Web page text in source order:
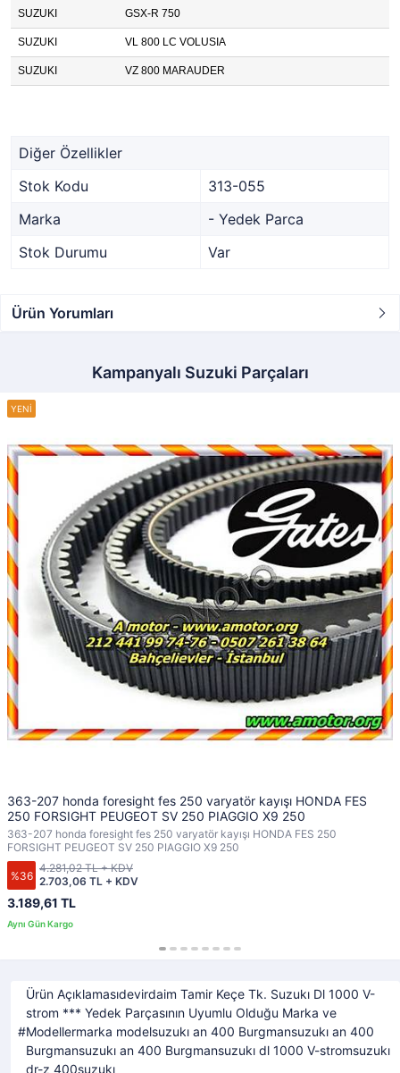
SUZUKI GSX-R 750
SUZUKI VL 800 LC VOLUSIA
SUZUKI VZ 800 MARAUDER
Diğer Özellikler
Stok Kodu
313-055
Marka
- Yedek Parca
Stok Durumu
Var
Ürün Yorumları
Kampanyalı Suzuki Parçaları
363-207 honda foresight fes 250 varyatör kayışı HONDA FES
250 FORSIGHT PEUGEOT SV 250 PIAGGIO X9 250
363-207 honda foresight fes 250 varyatör kayışı HONDA FES 250
FORSIGHT PEUGEOT SV 250 PIAGGIO X9 250
%36
3.189,61 TL
2.703,06 TL + KDV
4.281,02 TL + KDV
Ürün Açıklamasıdevirdaim Tamir Keçe Tk. Suzukı Dl 1000 V-
strom *** Yedek Parçasının Uyumlu Olduğu Marka ve
Modellermarka modelsuzukı an 400 Burgmansuzukı an 400
Burgmansuzukı an 400 Burgmansuzukı dl 1000 V-stromsuzukı
dr-z 400suzukı